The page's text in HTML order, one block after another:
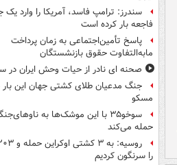
سندرز: ترامپ فاسد، آمریکا را وارد
فاجعه بار کرده است
پاسخ تأمین‌اجتماعی به زمان پرداخت
مابه‌التفاوت حقوق بازنشستگان
صحنه ای نادر از حیات وحش ایران در
جنگ مدعیان طلای کشتی جهان این بار
مسکو
سوخو۳۵ با این موشک‌ها به
حمله می‌کند
را سرنگون کردیم